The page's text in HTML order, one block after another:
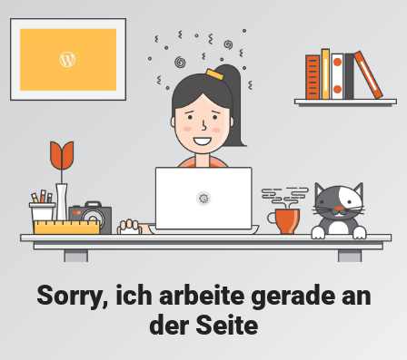
Sorry, ich arbeite gerade an
der Seite